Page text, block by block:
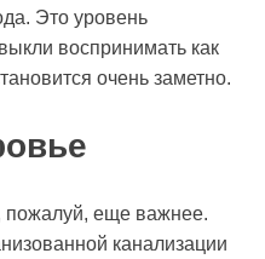
Это уровень
воспринимать как
очень заметно.
пожалуй, еще важнее.
канализации